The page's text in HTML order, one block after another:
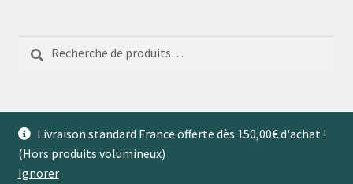
Livraison standard France offerte dès 150,00€ d'achat !
(Hors produits volumineux)
Ignorer
pour :
© Aventures de Maison 2026